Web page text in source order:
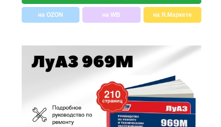
на OZON на WB на Я.Маркете